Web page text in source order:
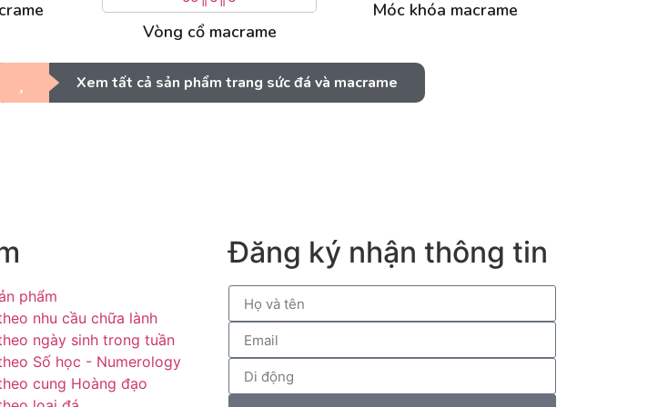
Vòng cổ macrame
Móc khóa macrame
Xem tất cả sản phẩm trang sức đá và macrame
phẩm
nhu cầu chữa lành
ngày sinh trong tuần
Số học - Numerology
cung Hoàng đạo
Đăng ký nhận thông tin